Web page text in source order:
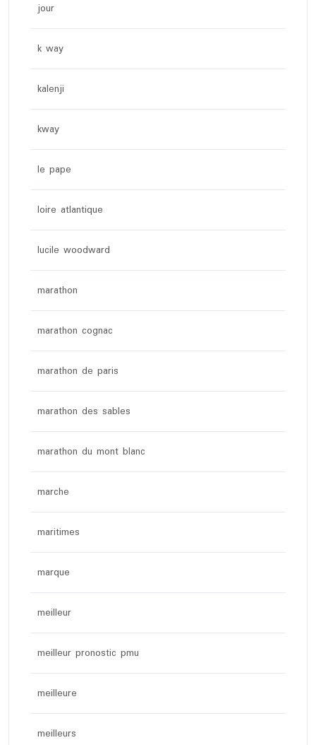
jour
k way
kalenji
kway
le pape
loire atlantique
lucile woodward
marathon
marathon cognac
marathon de paris
marathon des sables
marathon du mont blanc
marche
maritimes
marque
meilleur
meilleur pronostic pmu
meilleure
meilleurs